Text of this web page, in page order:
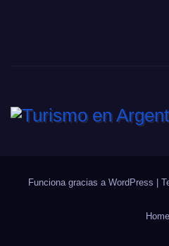
Funciona gracias a WordPress
Home